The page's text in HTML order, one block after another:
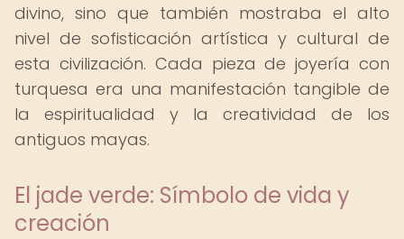
divino, sino que también mostraba el alto
nivel de sofisticación artística y cultural de
esta civilización. Cada pieza de joyería con
turquesa era una manifestación tangible de
la espiritualidad y la creatividad de los
antiguos mayas.
El jade verde: Símbolo de vida y
creación